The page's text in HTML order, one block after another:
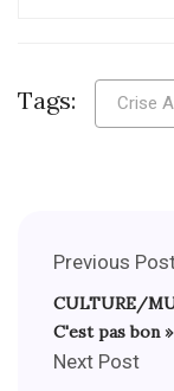
Tags: Crise
Previous
CULTURE/
C'est pas bon »
Next Post